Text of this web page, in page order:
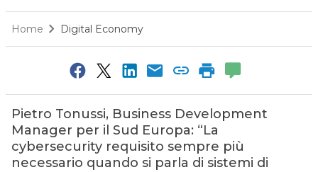
Home Digital Economy
Pietro Tonussi, Business Development
Manager per il Sud Europa: “La
cybersecurity requisito sempre più
necessario quando si parla di sistemi di